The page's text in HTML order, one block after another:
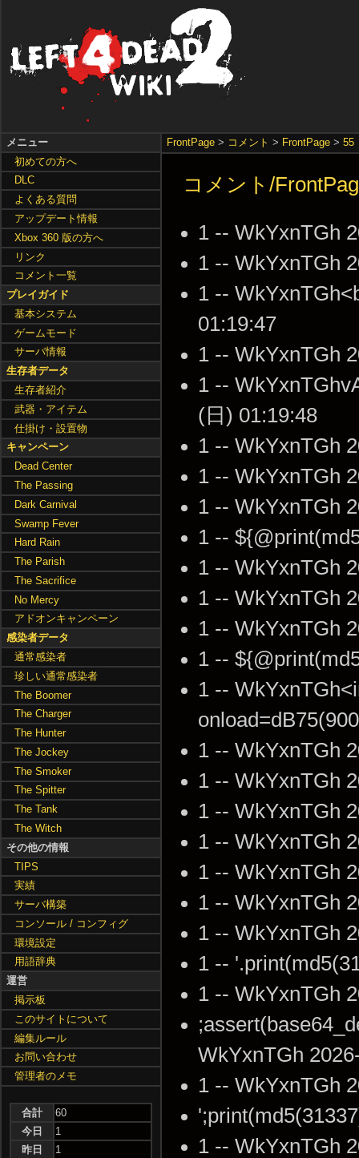
FrontPage > コメント > FrontPage >55
コメント/
1 -- WkYxnTGh
1 -- WkYxnTGh
1 --
01:19:47
1 -- WkYxnTGh
1 --
(日) 01:19:48
1 -- WkYxnTGh
1 -- WkYxnTGh
1 -- WkYxnTGh
1 --
1 -- WkYxnTGh
1 -- WkYxnTGh
1 -- WkYxnTGh
1 --
1 --
1 -- WkYxnTGh
1 -- WkYxnTGh
1 -- WkYxnTGh
1 -- WkYxnTGh
1 -- WkYxnTGh
1 -- WkYxnTGh
1 -- WkYxnTGh
1 --
1 -- WkYxnTGh
WkYxnTGh
1 -- WkYxnTGh
1 -- WkYxnTGh
メニュー
初めての方へ
DLC
よくある質問
アップデート情報
Xbox 360 版の方へ
リンク
コメント一覧
プレイガイド
基本システム
ゲームモード
サーバ情報
生存者データ
生存者紹介
武器・アイテム
仕掛け・設置物
キャンペーン
Dead Center
The Passing
Dark Carnival
Swamp Fever
Hard Rain
The Parish
The Sacrifice
No Mercy
アドオンキャンペーン
感染者データ
通常感染者
珍しい通常感染者
The Boomer
The Charger
The Hunter
The Jockey
The Smoker
The Spitter
The Tank
The Witch
その他の情報
TIPS
実績
サーバ構築
コンソール / コンフィグ
環境設定
用語辞典
運営
掲示板
このサイトについて
編集ルール
お問い合わせ
管理者のメモ
合計
60
今日
1
昨日
1